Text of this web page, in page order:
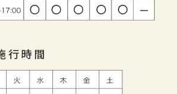
行時間